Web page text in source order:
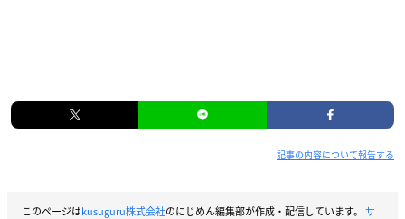
記事の内容について報告する
このページはkusuguru株式会社のにじめん編集部が作成・配信しています。 サ